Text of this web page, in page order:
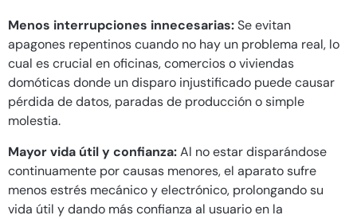
Menos interrupciones innecesarias:Se evitan
apagones repentinos cuando no hay un problema real, lo
cual es crucial en oficinas, comercios o viviendas
domóticas donde un disparo injustificado puede causar
pérdida de datos, paradas de producción o simple
molestia.
Mayor vida útil y confianza:Al no estar disparándose
continuamente por causas menores, el aparato sufre
menos estrés mecánico y electrónico, prolongando su
vida útil y dando más confianza al usuario en la